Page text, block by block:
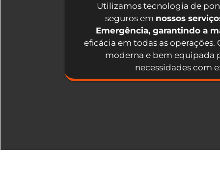
Utilizamos tecnologia de
seguros em nossos
Emergência, garantindo a
eficácia em todas as operações.
moderna e bem equipada
necessidades com